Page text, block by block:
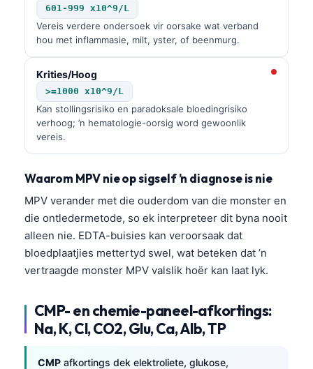
601-999 x10^9/L
Vereis verdere ondersoek vir oorsake wat verband
hou met inflammasie, milt, yster, of beenmurg.
Krities/Hoog
>=1000 x10^9/L
Kan stollingsrisiko en paradoksale bloedingrisiko
verhoog; ’n hematologie-oorsig word gewoonlik
vereis.
Waarom MPV nie op sigself ’n diagnose is nie
MPV verander met die ouderdom van die monster en
die ontledermetode, so ek interpreteer dit byna nooit
alleen nie. EDTA-buisies kan veroorsaak dat
bloedplaatjies mettertyd swel, wat beteken dat ’n
vertraagde monster MPV valslik hoër kan laat lyk.
CMP- en chemie-paneel-afkortings:
Na, K, Cl, CO2, Glu, Ca, Alb, TP
CMP afkortings dek elektroliete, glukose,